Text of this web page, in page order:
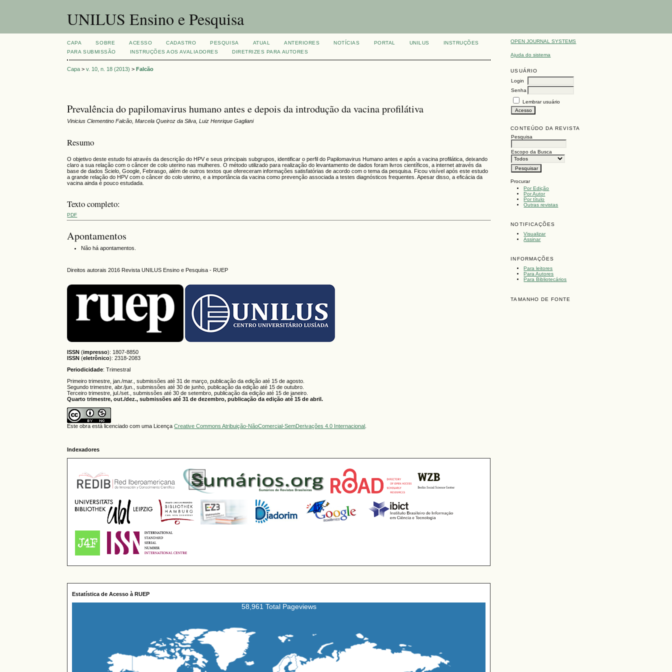
UNILUS Ensino e Pesquisa
OPEN JOURNAL SYSTEMS
Ajuda do sistema
USUÁRIO
Login
Senha
Lembrar usuário
CONTEÚDO DA REVISTA
Pesquisa
Escopo da Busca
Procurar
Por Edição
Por Autor
Por título
Outras revistas
NOTIFICAÇÕES
Visualizar
Assinar
INFORMAÇÕES
Para leitores
Para Autores
Para Bibliotecários
TAMANHO DE FONTE
CAPA SOBRE ACESSO CADASTRO PESQUISA ATUAL ANTERIORES NOTÍCIAS PORTAL UNILUS
INSTRUÇÕES
PARA SUBMISSÃO
INSTRUÇÕES AOS AVALIADORES DIRETRIZES PARA AUTORES
Capa >v. 10, n. 18 (2013) >Falcão
Prevalência do papilomavirus humano antes e depois da introdução da vacina profilátiva
Vinicius Clementino Falcão, Marcela Queiroz da Silva, Luiz Henrique Gagliani
Resumo
O objetivo deste estudo foi através da descrição do HPV e seus principais subgrupos, identificar o perfil do Papilomavirus Humano antes e após a vacina profilática, deixando
claro a sua relação com o câncer de colo uterino nas mulheres. O método utilizado para realização do levantamento de dados foram livros científicos, a internet através da
base de dados Scielo, Google, Febrasgo, além de outros textos que ofereceram informações satisfatórias de acordo com o tema da pesquisa. Ficou visível após este estudo
a grande relação do HPV com o câncer do colo uterino, e a importância da vacina como prevenção associada a testes diagnósticos frequentes. Apesar disso, a eficácia da
vacina ainda é pouco estudada.
Texto completo:
PDF
Apontamentos
Não há apontamentos.
Direitos autorais 2016 Revista UNILUS Ensino e Pesquisa - RUEP
ISSN (impresso): 1807-8850
ISSN (eletrônico):2318-2083
Periodicidade: Trimestral
Primeiro trimestre, jan./mar., submissões até 31 de março, publicação da edição até 15 de agosto.
Segundo trimestre, abr./jun., submissões até 30 de junho, publicação da edição até 15 de outubro.
Terceiro trimestre, jul./set., submissões até 30 de setembro, publicação da edição até 15 de janeiro.
Quarto trimestre, out./dez., submissões até 31 de dezembro, publicação da edição até 15 de abril.
Este obra está licenciado com uma LicençaCreative Commons Atribuição-NãoComercial-SemDerivações 4.0 Internacional
Indexadores
Estatística de Acesso à RUEP
58,961 Total Pageviews